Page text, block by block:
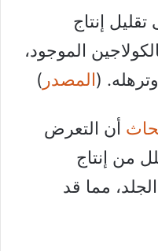
إنتاج
الموجود،
(المصدر )
أن التعرض
من إنتاج
مما قد